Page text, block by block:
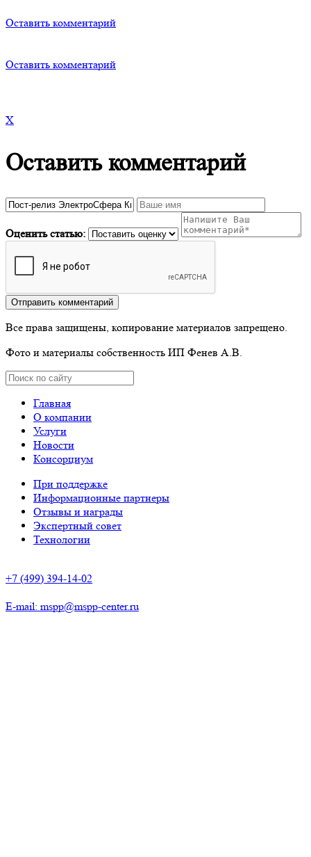
Оставить комментарий
Оставить комментарий
X
Оставить комментарий
Оценить статью:
Все права защищены, копирование материалов запрещено.
Фото и материалы собственность ИП Фенев А.В.
Главная
О компании
Услуги
Новости
Консорциум
При поддержке
Информационные партнеры
Отзывы и награды
Экспертный совет
Технологии
+7 (499) 394-14-02
E-mail: mspp@mspp-center.ru